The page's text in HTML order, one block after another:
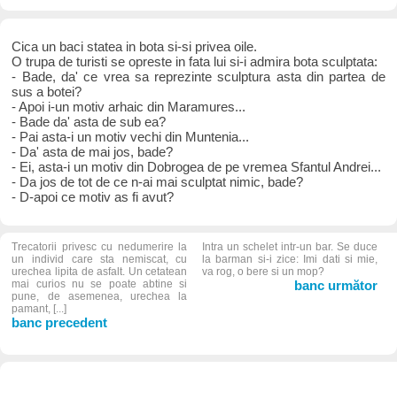
Cica un baci statea in bota si-si privea oile.
O trupa de turisti se opreste in fata lui si-i admira bota sculptata:
- Bade, da' ce vrea sa reprezinte sculptura asta din partea de
sus a botei?
- Apoi i-un motiv arhaic din Maramures...
- Bade da' asta de sub ea?
- Pai asta-i un motiv vechi din Muntenia...
- Da' asta de mai jos, bade?
- Ei, asta-i un motiv din Dobrogea de pe vremea Sfantul Andrei...
- Da jos de tot de ce n-ai mai sculptat nimic, bade?
- D-apoi ce motiv as fi avut?
Trecatorii privesc cu nedumerire la
un individ care sta nemiscat, cu
urechea lipita de asfalt. Un cetatean
mai curios nu se poate abtine si
pune, de asemenea, urechea la
pamant, [...]
banc precedent
Intra un schelet intr-un bar. Se duce
la barman si-i zice: Imi dati si mie,
va rog, o bere si un mop?
banc următor